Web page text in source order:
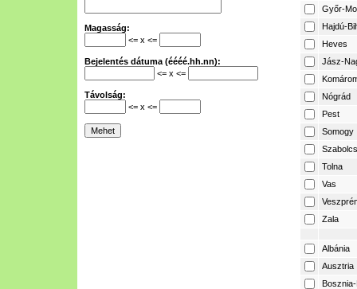
Magasság:
<= x <=
Bejelentés dátuma (éééé.hh.nn):
<= x <=
Távolság:
<= x <=
Győr-
Hajdú-
Heves
Jász-
Nógrád
Pest
Somogy
Tolna
Vas
Zala
Albánia
Ausztria